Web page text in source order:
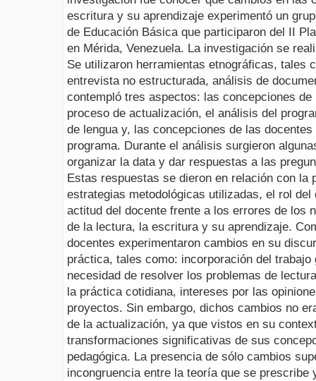
escritura y su aprendizaje experimentó un
de Educación Básica que participaron del II
en Mérida, Venezuela. La investigación se
Se utilizaron herramientas etnográficas, tales
entrevista no estructurada, análisis de
contempló tres aspectos: las concepciones
proceso de actualización, el análisis del
de lengua y, las concepciones de las
programa. Durante el análisis surgieron
organizar la data y dar respuestas a las
Estas respuestas se dieron en relación con la
estrategias metodológicas utilizadas, el rol
actitud del docente frente a los errores de los
de la lectura, la escritura y su aprendizaje.
docentes experimentaron cambios en su
práctica, tales como: incorporación del
necesidad de resolver los problemas de
la práctica cotidiana, intereses por las
proyectos. Sin embargo, dichos cambios no
de la actualización, ya que vistos en su
transformaciones significativas de sus
pedagógica. La presencia de sólo cambios
incongruencia entre la teoría que se